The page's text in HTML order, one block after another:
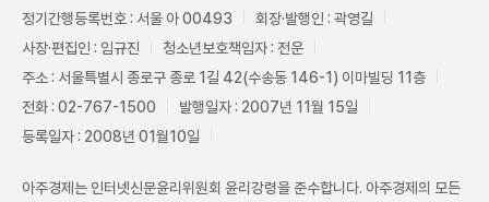
정기간행등록번호 : 서울 아 00493
회장·발행인 : 곽영길
사장·편집인 : 임규진
청소년보호책임자 : 전운
주소 : 서울특별시 종로구 종로 1길 42(수송동 146-1) 이마빌딩 11층
전화 : 02-767-1500
발행일자 : 2007년 11월 15일
등록일자 : 2008년 01월10일
아주경제는 인터넷신문윤리위원회 윤리강령을 준수합니다. 아주경제의 모든